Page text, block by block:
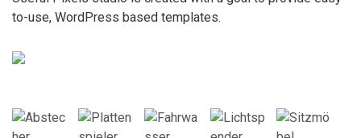
to-use, WordPress based templates.